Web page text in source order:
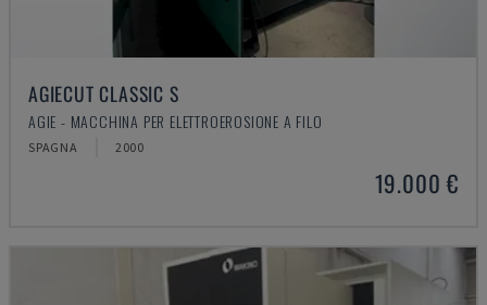
AGIECUT CLASSIC S
AGIE - MACCHINA PER ELETTROEROSIONE A FILO
SPAGNA 2000
19.000 €